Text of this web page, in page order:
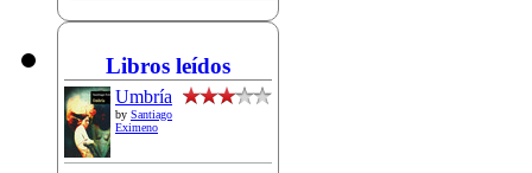
Libros leídos
Umbría
by Santiago
Eximeno